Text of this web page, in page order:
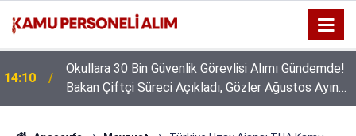
14:10
Okullara 30 Bin Güvenlik Görevlisi Alımı Gündemde!
Bakan Çiftçi Süreci Açıkladı, Gözler Ağustos Ayına
Çevrildi